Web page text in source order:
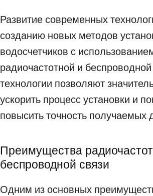
Развитие современных
созданию новых методов
водосчетчиков с
радиочастотной и
технологии позволяют
ускорить процесс установки и
повысить точность получаемых
Преимущества
беспроводной связи
Одним из основных